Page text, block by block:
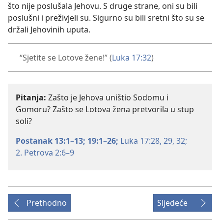
što nije poslušala Jehovu. S druge strane, oni su bili
poslušni i preživjeli su. Sigurno su bili sretni što su se
držali Jehovinih uputa.
“Sjetite se Lotove žene!” (Luka 17:32)
Pitanja: Zašto je Jehova uništio Sodomu i
Gomoru? Zašto se Lotova žena pretvorila u stup
soli?
Postanak 13:1–13; 19:1–26; Luka 17:28, 29, 32;
2. Petrova 2:6–9
Prethodno Sljedeće